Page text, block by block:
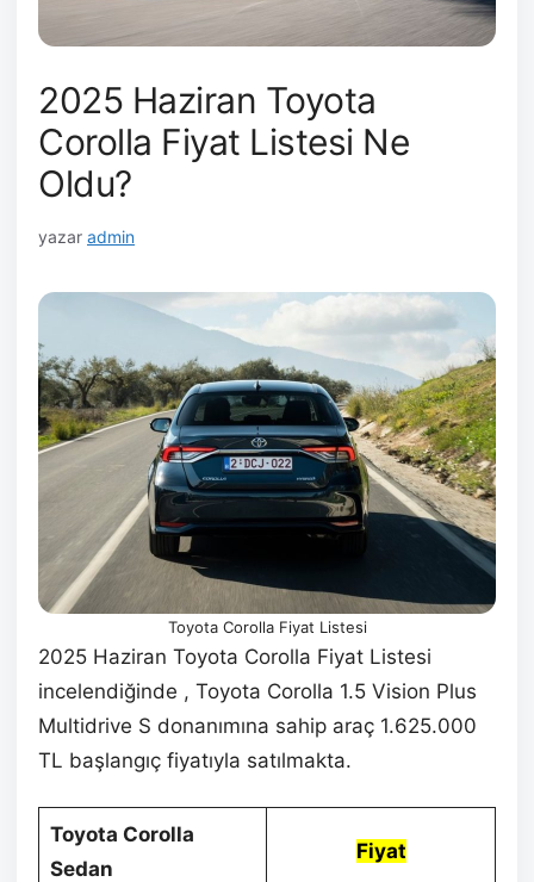
2025 Haziran Toyota
Corolla Fiyat Listesi Ne
Oldu?
yazar admin
Toyota Corolla Fiyat Listesi
2025 Haziran Toyota Corolla Fiyat Listesi
incelendiğinde , Toyota Corolla 1.5 Vision Plus
Multidrive S donanımına sahip araç 1.625.000
TL başlangıç fiyatıyla satılmakta.
Toyota Corolla
Sedan
Fiyat